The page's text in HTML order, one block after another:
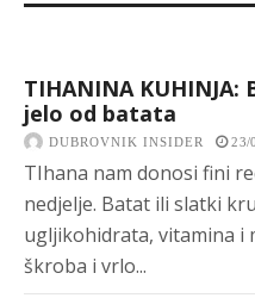
TIHANINA
jelo od batata
DUBROVNIK INSIDER 23/
TIhana nam donosi fini
nedjelje. Batat ili slatki
ugljikohidrata, vitamina i
škroba i vrlo...